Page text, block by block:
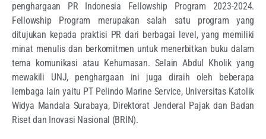
penghargaan PR Indonesia Fellowship Program 2023-2024.
Fellowship Program merupakan salah satu program yang
ditujukan kepada praktisi PR dari berbagai level, yang memiliki
minat menulis dan berkomitmen untuk menerbitkan buku dalam
tema komunikasi atau Kehumasan. Selain Abdul Kholik yang
mewakili UNJ, penghargaan ini juga diraih oleh beberapa
lembaga lain yaitu PT Pelindo Marine Service, Universitas Katolik
Widya Mandala Surabaya, Direktorat Jenderal Pajak dan Badan
Riset dan Inovasi Nasional (BRIN).